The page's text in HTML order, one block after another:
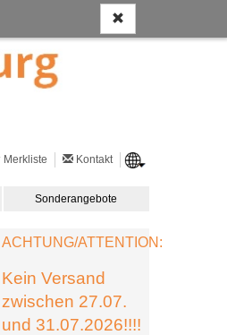
Merkliste Kontakt
Sonderangebote
ACHTUNG/ATTENTION:
Kein Versand
zwischen 27.07.
und 31.07.2026!!!!